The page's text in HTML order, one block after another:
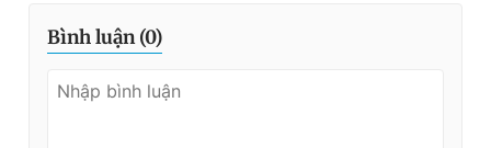
Bình luận (0)